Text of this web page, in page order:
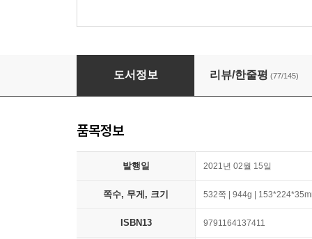
엔드 오브 타임
도서정보 리뷰/한줄평 (77/145)
품목정보
발행일 2021년 02월 15일
쪽수, 무게, 크기 532쪽 | 944g |
ISBN13 9791164137411